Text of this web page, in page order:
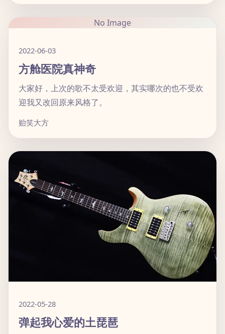
No Image
2022-06-03
方舱医院真神奇
大家好，上次的歌不太受欢迎，其实哪次的也不受欢
迎我又改回原来风格了。
贻笑大方
2022-05-28
弹起我心爱的土琵琶